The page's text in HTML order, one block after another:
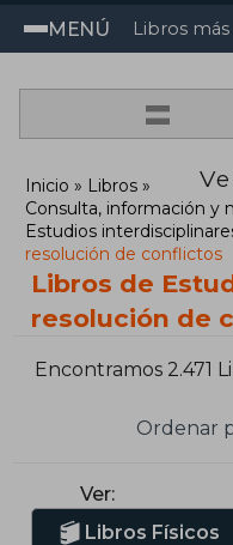
MENÚ Libros
=
Inicio
Libros
Consulta, información y
Estudios
resolución de conflictos
Libros de
resolución de
Encontramos 2.471
Ordenar
Ver:
Libros Físicos